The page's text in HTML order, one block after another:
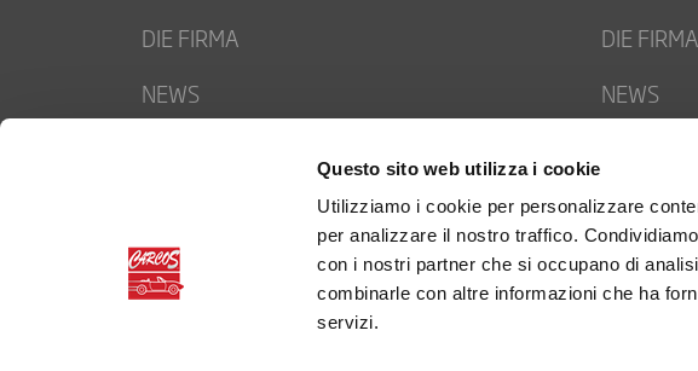
Questo sito web utilizza i cookie
Utilizziamo i cookie per personalizzare
per analizzare il nostro traffico.
con i nostri partner che si occupano di
combinarle con altre informazioni che ha
servizi.
DIE FIRMA
NEWS
PRIVACY POLICY
DIE FIRMA
NEWS
ARBEITE
PRIVACY